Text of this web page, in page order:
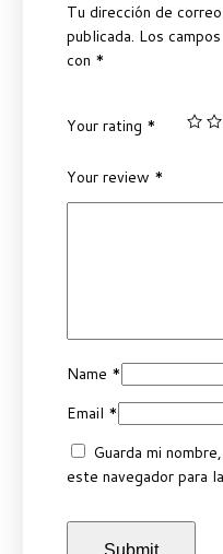
Tu dirección de
publicada. Los
con *
Your rating *
Your review *
Name *
Email *
Guarda mi
este navegador para